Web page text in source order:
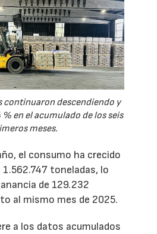
continuaron descendiendo y
en el acumulado de los seis
meses.
el consumo ha crecido
toneladas, lo
de 129.232
al mismo mes de 2025.
a los datos acumulados